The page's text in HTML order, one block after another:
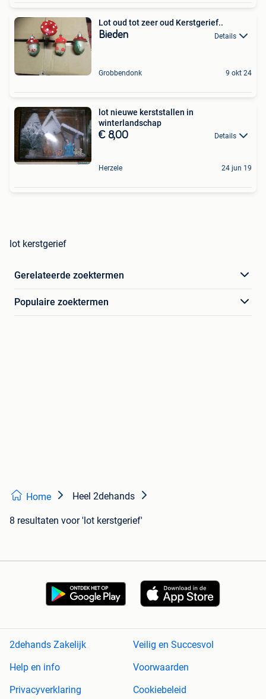
Lot oud tot zeer oud Kerstgerief..
Bieden Details
Grobbendonk 9 okt 24
lot nieuwe kerststallen in
winterlandschap
€ 8,00 Details
Herzele 24 jun 19
lot kerstgerief
Gerelateerde zoektermen
Populaire zoektermen
Home Heel 2dehands
8 resultaten voor 'lot kerstgerief'
2dehands Zakelijk
Veilig en Succesvol
Help en info
Voorwaarden
Privacyverklaring
Cookiebeleid